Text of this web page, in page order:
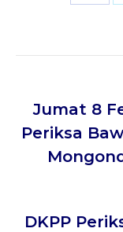
Jumat 8
Periksa
DKPP